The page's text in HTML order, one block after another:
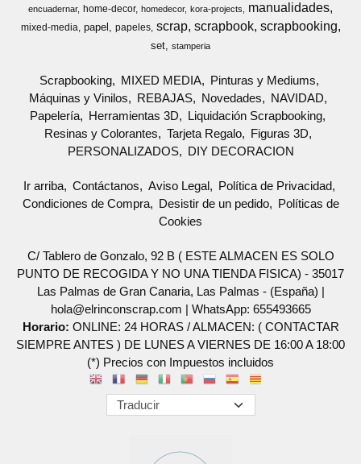
encuadernar
home-decor homedecor kora-projects manualidades
mixed-media papel papeles scrap scrapbook scrapbooking
set stamperia
Scrapbooking MIXED MEDIA
Pinturas y Mediums
Máquinas y Vinilos
REBAJAS Novedades
NAVIDAD
Papelería
Herramientas 3D
Liquidación Scrapbooking
Resinas y Colorantes
Tarjeta Regalo
Figuras 3D
PERSONALIZADOS
DIY DECORACION
Ir arriba Contáctanos Aviso Legal
Política de Privacidad
Condiciones de Compra
Desistir de un pedido
Políticas de
Cookies
C/ Tablero de Gonzalo, 92 B ( ESTE ALMACEN ES SOLO
PUNTO DE RECOGIDA Y NO UNA TIENDA FISICA) - 35017
Las Palmas de Gran Canaria, Las Palmas - (España) |
hola@elrinconscrap.com | WhatsApp: 655493665
Horario: ONLINE: 24 HORAS / ALMACEN: ( CONTACTAR
SIEMPRE ANTES ) DE LUNES A VIERNES DE 16:00 A 18:00
(*) Precios con Impuestos incluidos